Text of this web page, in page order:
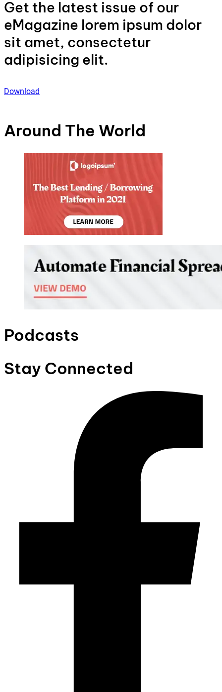
Get the latest issue of our
eMagazine lorem ipsum dolor
sit amet, consectetur
adipisicing elit.
Download
Around The World
Podcasts
Stay Connected